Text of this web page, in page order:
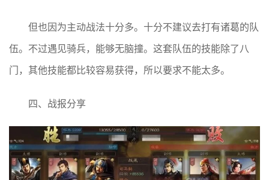
但也因为主动战法十分多。十分不建议去打有诸葛的队
伍。不过遇见骑兵，能够无脑撞。这套队伍的技能除了八
门，其他技能都比较容易获得，所以要求不能太多。
四、战报分享